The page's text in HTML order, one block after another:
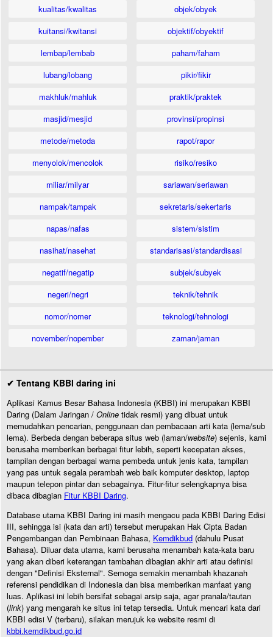
kualitas/kwalitas
kuitansi/kwitansi
lembap/lembab
lubang/lobang
makhluk/mahluk
masjid/mesjid
metode/metoda
menyolok/mencolok
miliar/milyar
nampak/tampak
napas/nafas
nasihat/nasehat
negatif/negatip
negeri/negri
nomor/nomer
november/nopember
objek/obyek
objektif/obyektif
paham/faham
pikir/fikir
praktik/praktek
provinsi/propinsi
rapot/rapor
risiko/resiko
sariawan/seriawan
sekretaris/sekertaris
sistem/sistim
standarisasi/standardisasi
subjek/subyek
teknik/tehnik
teknologi/tehnologi
zaman/jaman
✔ Tentang KBBI daring ini
Aplikasi Kamus Besar Bahasa Indonesia (KBBI) ini merupakan KBBI
Daring (Dalam Jaringan / Online tidak resmi) yang dibuat untuk
memudahkan pencarian, penggunaan dan pembacaan arti kata (lema/sub
lema). Berbeda dengan beberapa situs web (laman/website) sejenis, kami
berusaha memberikan berbagai fitur lebih, seperti kecepatan akses,
tampilan dengan berbagai warna pembeda untuk jenis kata, tampilan
yang pas untuk segala perambah web baik komputer desktop, laptop
maupun telepon pintar dan sebagainya. Fitur-fitur selengkapnya bisa
dibaca dibagian Fitur KBBI Daring.
Database utama KBBI Daring ini masih mengacu pada KBBI Daring Edisi
III, sehingga isi (kata dan arti) tersebut merupakan Hak Cipta Badan
Pengembangan dan Pembinaan Bahasa, Kemdikbud (dahulu Pusat
Bahasa). Diluar data utama, kami berusaha menambah kata-kata baru
yang akan diberi keterangan tambahan dibagian akhir arti atau definisi
dengan "Definisi Eksternal". Semoga semakin menambah khazanah
referensi pendidikan di Indonesia dan bisa memberikan manfaat yang
luas. Aplikasi ini lebih bersifat sebagai arsip saja, agar pranala/tautan
(link) yang mengarah ke situs ini tetap tersedia. Untuk mencari kata dari
KBBI edisi V (terbaru), silakan merujuk ke website resmi di
kbbi.kemdikbud.go.id